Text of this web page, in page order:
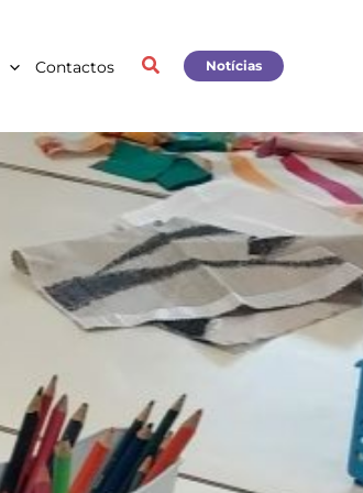
Contactos Notícias